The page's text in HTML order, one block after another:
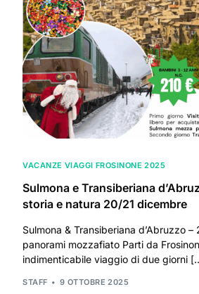
VACANZE VIAGGI FROSINONE 2025
Sulmona e Transiberiana
storia e natura 20/21 dicembre
Sulmona & Transiberiana d’Abruzzo
panorami mozzafiato Parti da
indimenticabile viaggio di due giorni
STAFF 9 OTTOBRE 2025